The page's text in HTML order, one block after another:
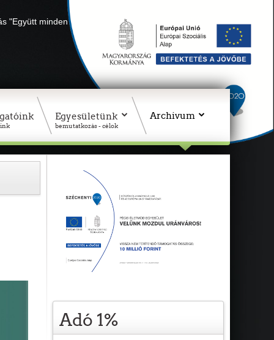
"Együtt minden sikerül" Adószámunk: 18311927-1-02
Egyesületünk
bemutatkozás - célok
Archivum
Adó 1%